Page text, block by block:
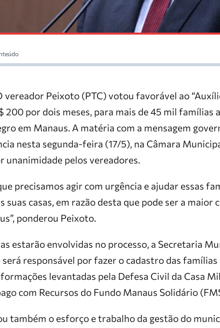
Peixoto (PTC) votou favorável ao
200 por dois meses, para mais de 45 mil famílias
em Manaus. A matéria com a mensagem
nesta segunda-feira (17/5), na Câmara
unanimidade pelos vereadores.
precisamos agir com urgência e ajudar essas
suas casas, em razão desta que pode ser a maior
ponderou Peixoto.
estarão envolvidas no processo, a Secretaria
será responsável por fazer o cadastro das
levantadas pela Defesa Civil da Casa
com Recursos do Fundo Manaus Solidário
também o esforço e trabalho da gestão do